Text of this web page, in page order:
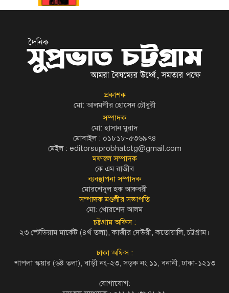
প্রকাশক
মো: আলমগীর হোসেন চৌধুরী
সম্পাদক
মো: হাসান মুরাদ
মোবাইল : ০১৮১৮-৫৩৬৯৭৪
মেইল : editorsuprobhatctg@gmail.com
মফস্বল সম্পাদক
কে এম রাজীব
ব্যবস্থাপনা সম্পাদক
মোরশেদুল হক আকবরী
সম্পাদক মণ্ডলীর সভাপতি
মো: খোরশেদ আলম
চট্টগ্রাম অফিস :
২৩ স্টেডিয়াম মার্কেট (৪র্থ তলা), কাজীর দেউরী, কতোয়ালি, চট্টগ্রাম।
ঢাকা অফিস :
শাপলা স্কয়ার (৬ষ্ট তলা), বাড়ী নং-২৩, সড়ক নং ১১, বনানী, ঢাকা-১২১৩
যোগাযোগ: